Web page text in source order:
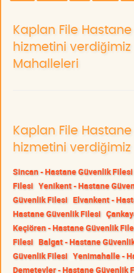
Kaplan File
hizmetini verdiğimiz
Mahalleleri
Kaplan File
hizmetini
Sincan - Hastane Güvenlik Filesi
Filesi Yenikent - Hastane
Güvenlik Filesi Elvankent -
Hastane Güvenlik Filesi
Keçiören - Hastane Güvenlik
Filesi Balgat - Hastane
Güvenlik Filesi Yenimahalle -
Demetevler - Hastane Güvenlik